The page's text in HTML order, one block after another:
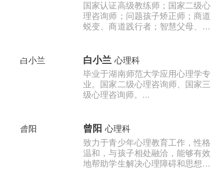
国家认证高级教练师；国家二级心
理咨询师；问题孩子矫正师；商道
蜕变、商道践行者；智慧父母、智
白小兰 心理科
毕业于湖南师范大学应用心理学专
业。国家二级心理咨询师、国家三
级心理咨询师。...
曾阳 心理科
致力于青少年心理教育工作，性格
温和，与孩子相处融洽，能够有效
地帮助学生解决心理障碍和思想情